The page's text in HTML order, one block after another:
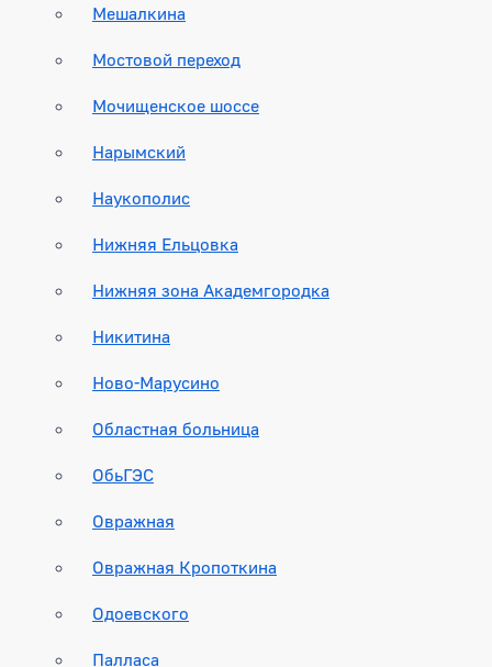
Мешалкина
Мостовой переход
Мочищенское шоссе
Нарымский
Наукополис
Нижняя Ельцовка
Нижняя зона Академгородка
Никитина
Ново-Марусино
Областная больница
ОбьГЭС
Овражная
Овражная Кропоткина
Одоевского
Палласа